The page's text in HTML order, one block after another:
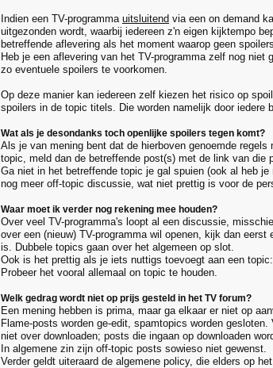
Indien een TV-programma uitsluitend via een on demand
uitgezonden wordt, waarbij iedereen z'n eigen kijktempo
betreffende aflevering als het moment waarop geen
Heb je een aflevering van het TV-programma zelf nog
zo eventuele spoilers te voorkomen.
Op deze manier kan iedereen zelf kiezen het risico op
spoilers in de topic titels. Die worden namelijk door iedere
Wat als je desondanks toch openlijke spoilers tegen komt?
Als je van mening bent dat de hierboven genoemde
topic, meld dan de betreffende post(s) met de link van
Ga niet in het betreffende topic je gal spuien (ook al heb
nog meer off-topic discussie, wat niet prettig is voor de
Waar moet ik verder nog rekening mee houden?
Over veel TV-programma's loopt al een discussie,
over een (nieuw) TV-programma wil openen, kijk dan eerst
is. Dubbele topics gaan over het algemeen op slot.
Ook is het prettig als je iets nuttigs toevoegt aan een
Probeer het vooral allemaal on topic te houden.
Welk gedrag wordt niet op prijs gesteld in het TV forum?
Een mening hebben is prima, maar ga elkaar er niet op
Flame-posts worden ge-edit, spamtopics worden
niet over downloaden; posts die ingaan op downloaden
In algemene zin zijn off-topic posts sowieso niet gewenst.
Verder geldt uiteraard de algemene policy, die elders op